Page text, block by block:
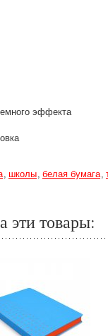
эффекта
школы белая бумага
эти товары: